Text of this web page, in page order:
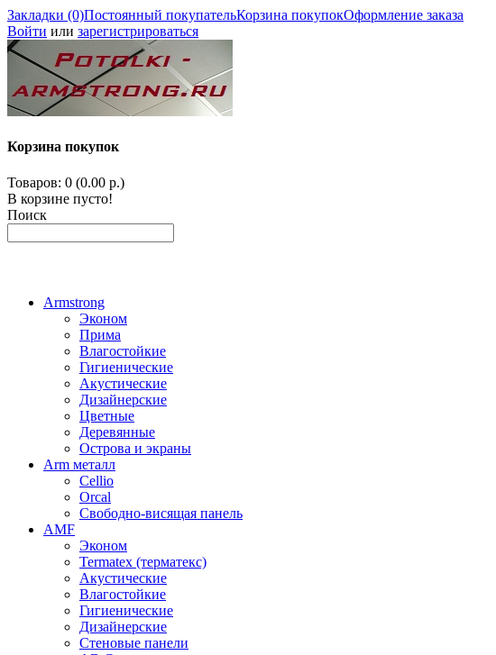
Закладки (0)Постоянный покупательКорзина покупокОформление заказа
Войти или зарегистрироваться
Корзина покупок
Товаров: 0 (0.00 р.)
В корзине пусто!
Поиск
Armstrong
Эконом
Прима
Влагостойкие
Гигиенические
Акустические
Дизайнерские
Цветные
Деревянные
Острова и экраны
Arm металл
Cellio
Orcal
Свободно-висящая панель
AMF
Эконом
Termatex (терматекс)
Акустические
Влагостойкие
Гигиенические
Дизайнерские
Стеновые панели